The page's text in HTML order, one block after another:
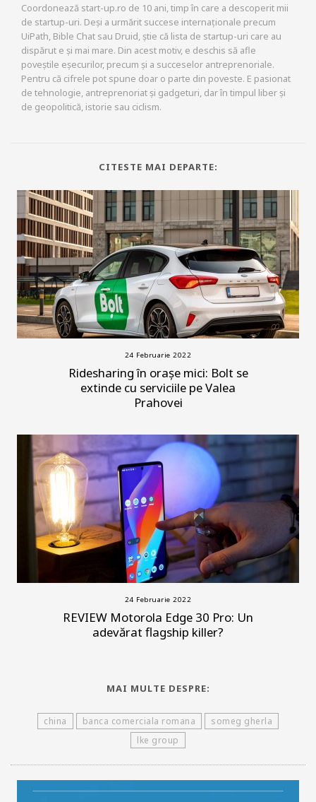
Coordonează start-up.ro de 10 ani, timp în care a descoperit mii
de startup-uri. Deși a urmărit succese internaționale precum
UiPath, Bible Chat sau Druid, știe că lista de startup-uri care au
dispărut e și mai mare. Din acest motiv, e deschis să afle
poveștile eșecurilor, precum și a succeselor antreprenoriale.
Pentru că cifrele pot spune doar o parte din poveste. E pasionat
de tehnologie, antreprenoriat și gadgeturi, dar în timpul liber și
de geopolitică, istorie sau ciclism.
CITESTE MAI DEPARTE:
24 Februarie 2022
Ridesharing în orașe mici: Bolt se
extinde cu serviciile pe Valea
Prahovei
24 Februarie 2022
REVIEW Motorola Edge 30 Pro: Un
adevărat flagship killer?
MAI MULTE DESPRE:
china banca comerciala romana
someg gherla
lke group